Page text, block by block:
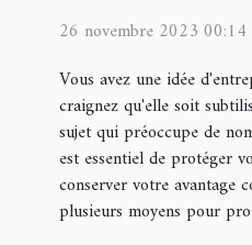
26 novembre 2023 00:14
Vous avez une idée
craignez qu'elle soit
sujet qui préoccupe de
est essentiel de protéger
conserver votre avantage
plusieurs moyens pour